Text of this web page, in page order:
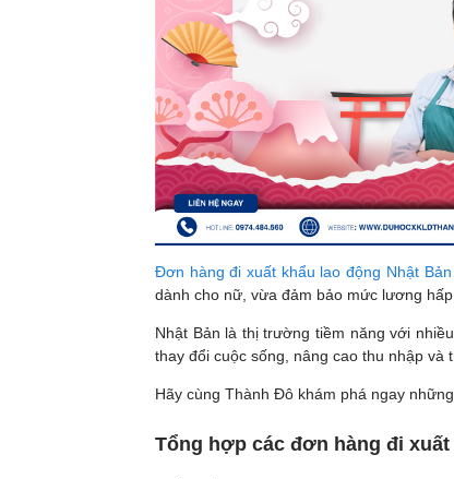
Đơn hàng đi xuất khẩu lao động Nhật
dành cho nữ, vừa đảm bảo mức lương
Nhật Bản là thị trường tiềm năng với
thay đổi cuộc sống, nâng cao thu nhập và
Hãy cùng Thành Đô khám phá ngay
Tổng hợp các đơn hàng đi